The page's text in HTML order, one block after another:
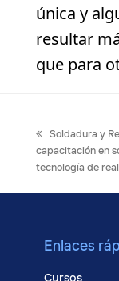
única y
resultar
que para
previous
post:
Soldadura y
capacitación en
tecnología de
Enlaces
Cursos